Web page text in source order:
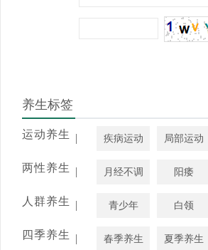
养生标签
运动养生 | 疾病运动 局部运动
两性养生 | 月经不调 阳痿
人群养生 | 青少年 白领
四季养生 | 春季养生 夏季养生